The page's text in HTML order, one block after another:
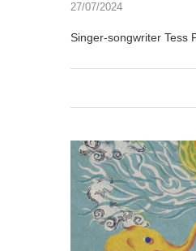
27/07/2024
Singer-songwriter Tess